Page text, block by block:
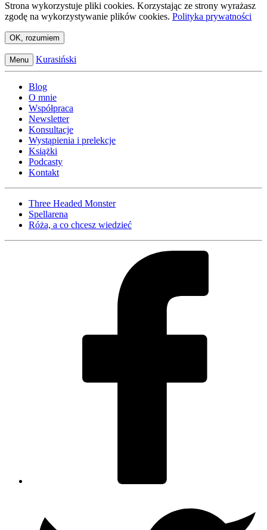
Strona wykorzystuje pliki cookies. Korzystając ze strony wyrażasz
zgodę na wykorzystywanie plików cookies. Polityka prywatności
OK, rozumiem
Menu Kurasiński
Blog
O mnie
Współpraca
Newsletter
Konsultacje
Wystąpienia i prelekcje
Książki
Podcasty
Kontakt
Three Headed Monster
Spellarena
Róża, a co chcesz wiedzieć